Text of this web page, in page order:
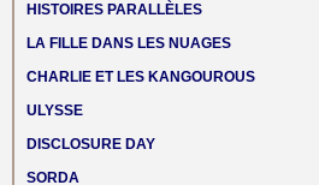
HISTOIRES PARALLÈLES
LA FILLE DANS LES NUAGES
CHARLIE ET LES KANGOUROUS
ULYSSE
DISCLOSURE DAY
SORDA